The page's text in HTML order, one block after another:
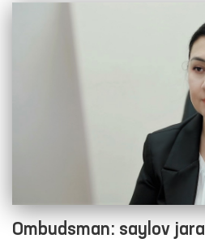
hamda aholi murojaatlari
talab va mexanizmlar joriy
Ombudsman: saylov